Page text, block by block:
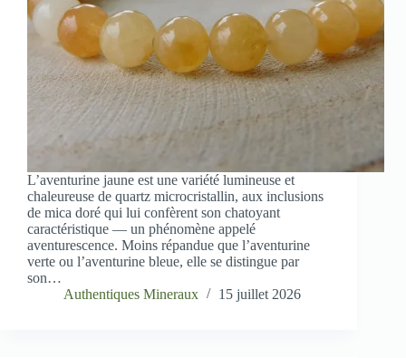
L’aventurine jaune est une variété lumineuse et
chaleureuse de quartz microcristallin, aux inclusions
de mica doré qui lui confèrent son chatoyant
caractéristique — un phénomène appelé
aventurescence. Moins répandue que l’aventurine
verte ou l’aventurine bleue, elle se distingue par
son…
Authentiques Mineraux
15 juillet 2026